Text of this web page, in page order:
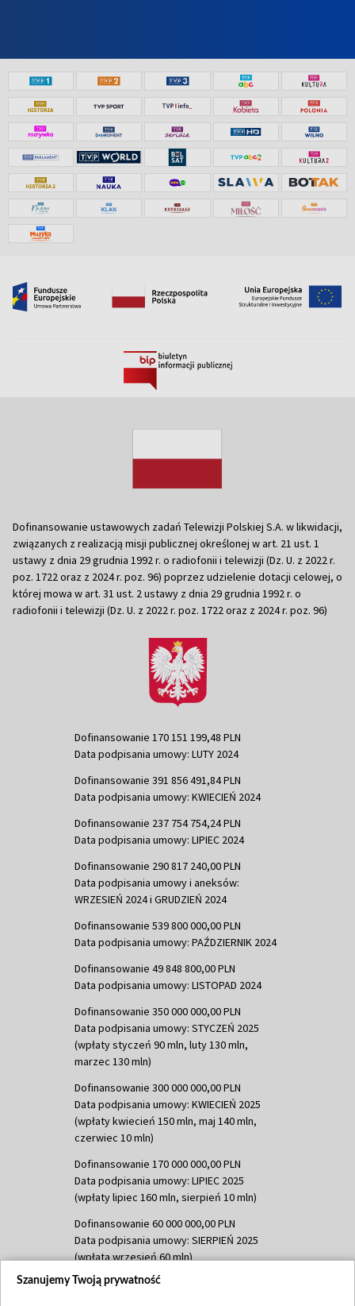
Dofinansowanie ustawowych zadań Telewizji Polskiej S.A. w likwidacji,
związanych z realizacją misji publicznej określonej w art. 21 ust. 1
ustawy z dnia 29 grudnia 1992 r. o radiofonii i telewizji (Dz. U. z 2022 r.
poz. 1722 oraz z 2024 r. poz. 96) poprzez udzielenie dotacji celowej, o
której mowa w art. 31 ust. 2 ustawy z dnia 29 grudnia 1992 r. o
radiofonii i telewizji (Dz. U. z 2022 r. poz. 1722 oraz z 2024 r. poz. 96)
Dofinansowanie 170 151 199,48 PLN
Data podpisania umowy: LUTY 2024
Dofinansowanie 391 856 491,84 PLN
Data podpisania umowy: KWIECIEŃ 2024
Dofinansowanie 237 754 754,24 PLN
Data podpisania umowy: LIPIEC 2024
Dofinansowanie 290 817 240,00 PLN
Data podpisania umowy i aneksów:
WRZESIEŃ 2024 i GRUDZIEŃ 2024
Dofinansowanie 539 800 000,00 PLN
Data podpisania umowy: PAŹDZIERNIK 2024
Dofinansowanie 49 848 800,00 PLN
Data podpisania umowy: LISTOPAD 2024
Dofinansowanie 350 000 000,00 PLN
Data podpisania umowy: STYCZEŃ 2025
(wpłaty styczeń 90 mln, luty 130 mln,
marzec 130 mln)
Dofinansowanie 300 000 000,00 PLN
Data podpisania umowy: KWIECIEŃ 2025
(wpłaty kwiecień 150 mln, maj 140 mln,
czerwiec 10 mln)
Dofinansowanie 170 000 000,00 PLN
Data podpisania umowy: LIPIEC 2025
(wpłaty lipiec 160 mln, sierpień 10 mln)
Dofinansowanie 60 000 000,00 PLN
Data podpisania umowy: SIERPIEŃ 2025
(wpłata wrzesień 60 mln)
Dofinansowanie 635 783 051,21 PLN
Szanujemy Twoją prywatność